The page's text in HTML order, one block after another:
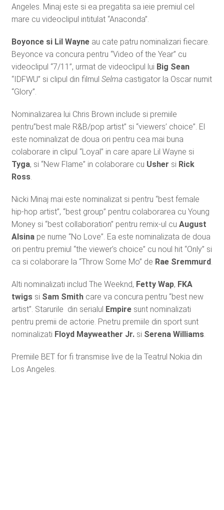
Angeles. Minaj este si ea pregatita sa ieie premiul cel
mare cu videoclipul intitulat “Anaconda”.
Boyonce si Lil Wayneau cate patru nominalizari fiecare.
Beyonce va concura pentru “Video of the Year” cu
videoclipul “7/11”, urmat de videoclipul lui Big Sean
“IDFWU” si clipul din filmul Selmacastigator la Oscar numit
“Glory”.
Nominalizarea lui Chris Brown include si premiile
pentru”best male R&B/pop artist” si “viewers’ choice”. El
este nominalizat de doua ori pentru cea mai buna
colaborare in clipul “Loyal” in care apare Lil Wayne si
Tyga, si “New Flame” in colaborare cu Usher si Rick
Ross.
Nicki Minaj mai este nominalizat si pentru “best female
hip-hop artist”, “best group” pentru colaborarea cu Young
Money si “best collaboration” pentru remix-ul cu August
Alsinape nume “No Love”. Ea este nominalizata de doua
ori pentru premiul “the viewer’s choice” cu noul hit “Only” si
ca si colaborare la “Throw Some Mo” de Rae Sremmurd.
Alti nominalizati includ The Weeknd, Fetty Wap, FKA
twigssi Sam Smithcare va concura pentru “best new
artist”. Starurile din serialul Empiresunt nominalizati
pentru premii de actorie. Pnetru premiile din sport sunt
nominalizati Floyd Mayweather Jr.si Serena Williams.
Premiile BET for fi transmise live de la Teatrul Nokia din
Los Angeles.